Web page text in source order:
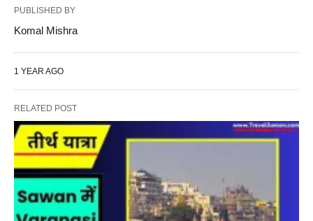
PUBLISHED BY
Komal Mishra
1 YEAR AGO
RELATED POST